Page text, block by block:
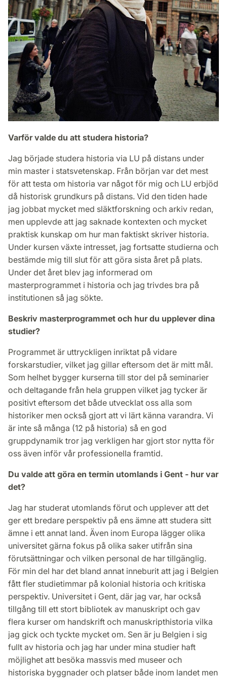
Varför valde du att studera historia?
Jag började studera historia via LU på distans under
min master i statsvetenskap. Från början var det mest
för att testa om historia var något för mig och LU erbjöd
då historisk grundkurs på distans. Vid den tiden hade
jag jobbat mycket med släktforskning och arkiv redan,
men upplevde att jag saknade kontexten och mycket
praktisk kunskap om hur man faktiskt skriver historia.
Under kursen växte intresset, jag fortsatte studierna och
bestämde mig till slut för att göra sista året på plats.
Under det året blev jag informerad om
masterprogrammet i historia och jag trivdes bra på
institutionen så jag sökte.
Beskriv masterprogrammet och hur du upplever dina
studier?
Programmet är uttryckligen inriktat på vidare
forskarstudier, vilket jag gillar eftersom det är mitt mål.
Som helhet bygger kurserna till stor del på seminarier
och deltagande från hela gruppen vilket jag tycker är
positivt eftersom det både utvecklat oss alla som
historiker men också gjort att vi lärt känna varandra. Vi
är inte så många (12 på historia) så en god
gruppdynamik tror jag verkligen har gjort stor nytta för
oss även inför vår professionella framtid.
Du valde att göra en termin utomlands i Gent - hur var
det?
Jag har studerat utomlands förut och upplever att det
ger ett bredare perspektiv på ens ämne att studera sitt
ämne i ett annat land. Även inom Europa lägger olika
universitet gärna fokus på olika saker utifrån sina
förutsättningar och vilken personal de har tillgänglig.
För min del har det bland annat inneburit att jag i Belgien
fått fler studietimmar på kolonial historia och kritiska
perspektiv. Universitet i Gent, där jag var, har också
tillgång till ett stort bibliotek av manuskript och gav
flera kurser om handskrift och manuskripthistoria vilka
jag gick och tyckte mycket om. Sen är ju Belgien i sig
fullt av historia och jag har under mina studier haft
möjlighet att besöka massvis med museer och
historiska byggnader och platser både inom landet men